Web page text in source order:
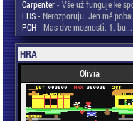
Carpenter- Vše už funguje ke
LHS- Nerozporuju. Jen mě
PCH- Mas dve moznosti. 1. bu...
HRA
Olivia